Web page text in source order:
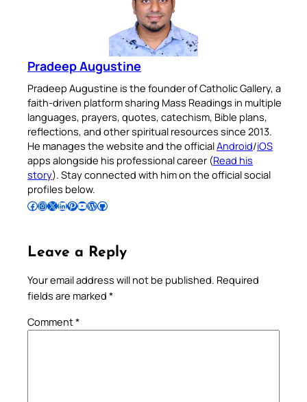
Pradeep Augustine
Pradeep Augustine is the founder of Catholic Gallery, a
faith-driven platform sharing Mass Readings in multiple
languages, prayers, quotes, catechism, Bible plans,
reflections, and other spiritual resources since 2013.
He manages the website and the officialAndroid/iOS
apps alongside his professional career (Read his
story). Stay connected with him on the official social
profiles below.
Follow Pradeep on Facebook Follow Pradeep on InstagramFollow Pradeep on X Follow Pradeep on LinkedIn Follow Pradeep on Pinterest Subscribe to Pradeep’s Youtube Channel Follow Pradeep on WordPress Follow Pradeep on GitHub
Leave a Reply
Your email address will not be published. Required
fields are marked *
Comment*